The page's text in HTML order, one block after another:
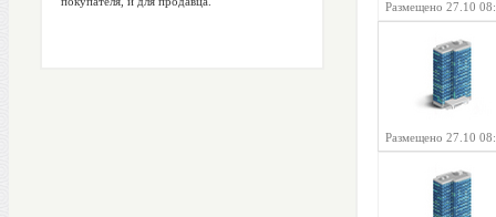
Размещено 27.10
Размещено 27.10